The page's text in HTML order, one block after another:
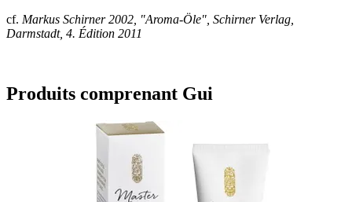
cf. Markus Schirner 2002, "Aroma-Öle", Schirner Verlag,
Darmstadt, 4. Édition 2011
Produits comprenant Gui